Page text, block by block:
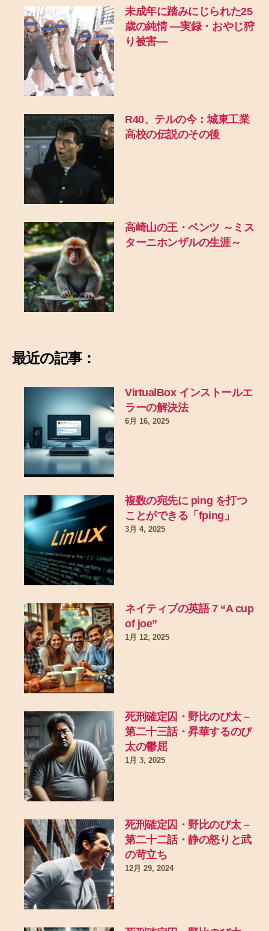
未成年に踏みにじられた25
歳の純情 ―実録・おやじ狩
り被害―
R40、テルの今：城東工業
高校の伝説のその後
高崎山の王・ベンツ ～ミス
ターニホンザルの生涯～
最近の記事：
VirtualBox インストールエ
ラーの解決法
6月 16, 2025
複数の宛先に ping を打つ
ことができる「fping」
3月 4, 2025
ネイティブの英語 7 “A cup
of joe”
1月 12, 2025
死刑確定囚・野比のび太 –
第二十三話・昇華するのび
太の鬱屈
1月 3, 2025
死刑確定囚・野比のび太 –
第二十二話・静の怒りと武
の苛立ち
12月 29, 2024